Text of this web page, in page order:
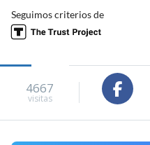
Seguimos criterios de
4667
visitas